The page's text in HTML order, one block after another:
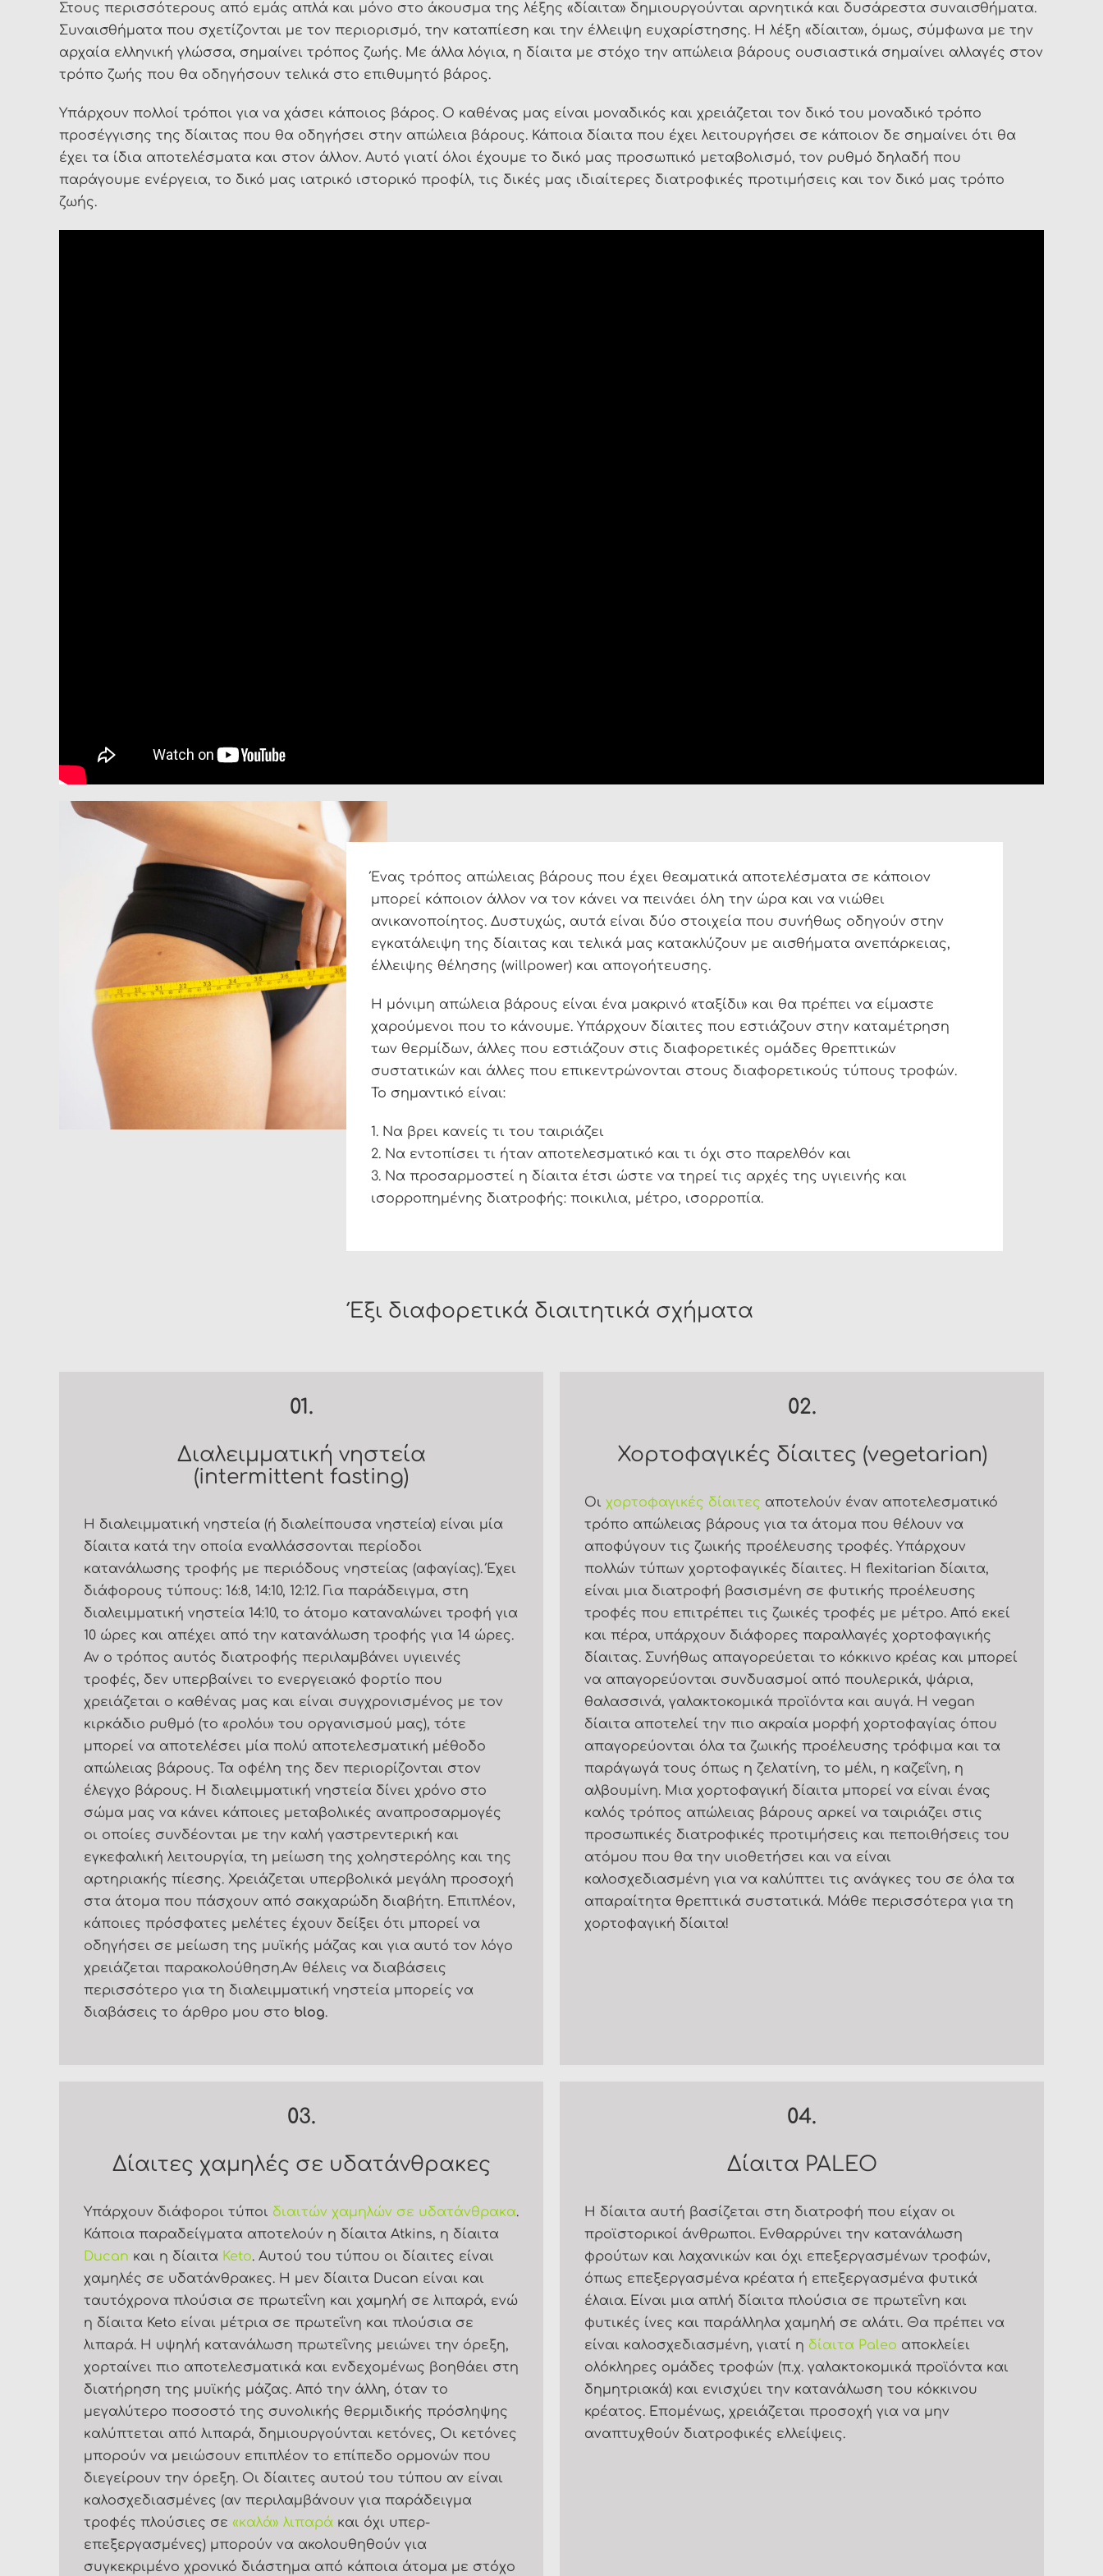
Στους περισσότερους από εμάς απλά και μόνο στο άκουσμα της λέξης «δίαιτα» δημιουργούνται αρνητικά και δυσάρεστα συναισθήματα.
Συναισθήματα που σχετίζονται με τον περιορισμό, την καταπίεση και την έλλειψη ευχαρίστησης. Η λέξη «δίαιτα», όμως, σύμφωνα με την
αρχαία ελληνική γλώσσα, σημαίνει τρόπος ζωής. Με άλλα λόγια, η δίαιτα με στόχο την απώλεια βάρους ουσιαστικά σημαίνει αλλαγές στον
τρόπο ζωής που θα οδηγήσουν τελικά στο επιθυμητό βάρος.
Υπάρχουν πολλοί τρόποι για να χάσει κάποιος βάρος. Ο καθένας μας είναι μοναδικός και χρειάζεται τον δικό του μοναδικό τρόπο
προσέγγισης της δίαιτας που θα οδηγήσει στην απώλεια βάρους. Κάποια δίαιτα που έχει λειτουργήσει σε κάποιον δε σημαίνει ότι θα
έχει τα ίδια αποτελέσματα και στον άλλον. Αυτό γιατί όλοι έχουμε το δικό μας προσωπικό μεταβολισμό, τον ρυθμό δηλαδή που
παράγουμε ενέργεια, το δικό μας ιατρικό ιστορικό προφίλ, τις δικές μας ιδιαίτερες διατροφικές προτιμήσεις και τον δικό μας τρόπο
ζωής.
Ένας τρόπος απώλειας βάρους που έχει θεαματικά αποτελέσματα σε κάποιον
μπορεί κάποιον άλλον να τον κάνει να πεινάει όλη την ώρα και να νιώθει
ανικανοποίητος. Δυστυχώς, αυτά είναι δύο στοιχεία που συνήθως οδηγούν στην
εγκατάλειψη της δίαιτας και τελικά μας κατακλύζουν με αισθήματα ανεπάρκειας,
έλλειψης θέλησης (willpower) και απογοήτευσης.
Η μόνιμη απώλεια βάρους είναι ένα μακρινό «ταξίδι» και θα πρέπει να είμαστε
χαρούμενοι που το κάνουμε. Υπάρχουν δίαιτες που εστιάζουν στην καταμέτρηση
των θερμίδων, άλλες που εστιάζουν στις διαφορετικές ομάδες θρεπτικών
συστατικών και άλλες που επικεντρώνονται στους διαφορετικούς τύπους τροφών.
Το σημαντικό είναι:
1. Να βρει κανείς τι του ταιριάζει
2. Να εντοπίσει τι ήταν αποτελεσματικό και τι όχι στο παρελθόν και
3. Να προσαρμοστεί η δίαιτα έτσι ώστε να τηρεί τις αρχές της υγιεινής και
ισορροπημένης διατροφής: ποικιλια, μέτρο, ισορροπία.
Έξι διαφορετικά διαιτητικά σχήματα
01.
Διαλειμματική νηστεία
(intermittent fasting)
Η διαλειμματική νηστεία (ή διαλείπουσα νηστεία) είναι μία
δίαιτα κατά την οποία εναλλάσσονται περίοδοι
κατανάλωσης τροφής με περιόδους νηστείας (αφαγίας). Έχει
διάφορους τύπους: 16:8, 14:10, 12:12. Για παράδειγμα, στη
διαλειμματική νηστεία 14:10, το άτομο καταναλώνει τροφή για
10 ώρες και απέχει από την κατανάλωση τροφής για 14 ώρες.
Αν ο τρόπος αυτός διατροφής περιλαμβάνει υγιεινές
τροφές, δεν υπερβαίνει το ενεργειακό φορτίο που
χρειάζεται ο καθένας μας και είναι συγχρονισμένος με τον
κιρκάδιο ρυθμό (το «ρολόι» του οργανισμού μας), τότε
μπορεί να αποτελέσει μία πολύ αποτελεσματική μέθοδο
απώλειας βάρους. Τα οφέλη της δεν περιορίζονται στον
έλεγχο βάρους. Η διαλειμματική νηστεία δίνει χρόνο στο
σώμα μας να κάνει κάποιες μεταβολικές αναπροσαρμογές
οι οποίες συνδέονται με την καλή γαστρεντερική και
εγκεφαλική λειτουργία, τη μείωση της χοληστερόλης και της
αρτηριακής πίεσης. Χρειάζεται υπερβολικά μεγάλη προσοχή
στα άτομα που πάσχουν από σακχαρώδη διαβήτη. Επιπλέον,
κάποιες πρόσφατες μελέτες έχουν δείξει ότι μπορεί να
οδηγήσει σε μείωση της μυϊκής μάζας και για αυτό τον λόγο
χρειάζεται παρακολούθηση.Αν θέλεις να διαβάσεις
περισσότερο για τη διαλειμματική νηστεία μπορείς να
διαβάσεις το άρθρο μου στο blog.
02.
Χορτοφαγικές δίαιτες (vegetarian)
Οι χορτοφαγικές δίαιτες αποτελούν έναν αποτελεσματικό
τρόπο απώλειας βάρους για τα άτομα που θέλουν να
αποφύγουν τις ζωικής προέλευσης τροφές. Υπάρχουν
πολλών τύπων χορτοφαγικές δίαιτες. Η flexitarian δίαιτα,
είναι μια διατροφή βασισμένη σε φυτικής προέλευσης
τροφές που επιτρέπει τις ζωικές τροφές με μέτρο. Από εκεί
και πέρα, υπάρχουν διάφορες παραλλαγές χορτοφαγικής
δίαιτας. Συνήθως απαγορεύεται το κόκκινο κρέας και μπορεί
να απαγορεύονται συνδυασμοί από πουλερικά, ψάρια,
θαλασσινά, γαλακτοκομικά προϊόντα και αυγά. Η vegan
δίαιτα αποτελεί την πιο ακραία μορφή χορτοφαγίας όπου
απαγορεύονται όλα τα ζωικής προέλευσης τρόφιμα και τα
παράγωγά τους όπως η ζελατίνη, το μέλι, η καζεΐνη, η
αλβουμίνη. Μια χορτοφαγική δίαιτα μπορεί να είναι ένας
καλός τρόπος απώλειας βάρους αρκεί να ταιριάζει στις
προσωπικές διατροφικές προτιμήσεις και πεποιθήσεις του
ατόμου που θα την υιοθετήσει και να είναι
καλοσχεδιασμένη για να καλύπτει τις ανάγκες του σε όλα τα
απαραίτητα θρεπτικά συστατικά. Μάθε περισσότερα για τη
χορτοφαγική δίαιτα!
03.
Δίαιτες χαμηλές σε υδατάνθρακες
Υπάρχουν διάφοροι τύποι διαιτών χαμηλών σε υδατάνθρακα.
Κάποια παραδείγματα αποτελούν η δίαιτα Atkins, η δίαιτα
Ducan και η δίαιτα Keto. Αυτού του τύπου οι δίαιτες είναι
χαμηλές σε υδατάνθρακες. Η μεν δίαιτα Ducan είναι και
ταυτόχρονα πλούσια σε πρωτεΐνη και χαμηλή σε λιπαρά, ενώ
η δίαιτα Keto είναι μέτρια σε πρωτεΐνη και πλούσια σε
λιπαρά. Η υψηλή κατανάλωση πρωτεΐνης μειώνει την όρεξη,
χορταίνει πιο αποτελεσματικά και ενδεχομένως βοηθάει στη
διατήρηση της μυϊκής μάζας. Από την άλλη, όταν το
μεγαλύτερο ποσοστό της συνολικής θερμιδικής πρόσληψης
καλύπτεται από λιπαρά, δημιουργούνται κετόνες, Οι κετόνες
μπορούν να μειώσουν επιπλέον το επίπεδο ορμονών που
διεγείρουν την όρεξη. Οι δίαιτες αυτού του τύπου αν είναι
καλοσχεδιασμένες (αν περιλαμβάνουν για παράδειγμα
τροφές πλούσιες σε «καλά» λιπαρά και όχι υπερ-
επεξεργασμένες) μπορούν να ακολουθηθούν για
συγκεκριμένο χρονικό διάστημα από κάποια άτομα με στόχο
04.
Δίαιτα PALEO
Η δίαιτα αυτή βασίζεται στη διατροφή που είχαν οι
προϊστορικοί άνθρωποι. Ενθαρρύνει την κατανάλωση
φρούτων και λαχανικών και όχι επεξεργασμένων τροφών,
όπως επεξεργασμένα κρέατα ή επεξεργασμένα φυτικά
έλαια. Είναι μια απλή δίαιτα πλούσια σε πρωτεΐνη και
φυτικές ίνες και παράλληλα χαμηλή σε αλάτι. Θα πρέπει να
είναι καλοσχεδιασμένη, γιατί η δίαιτα Paleo αποκλείει
ολόκληρες ομάδες τροφών (π.χ. γαλακτοκομικά προϊόντα και
δημητριακά) και ενισχύει την κατανάλωση του κόκκινου
κρέατος. Επομένως, χρειάζεται προσοχή για να μην
αναπτυχθούν διατροφικές ελλείψεις.